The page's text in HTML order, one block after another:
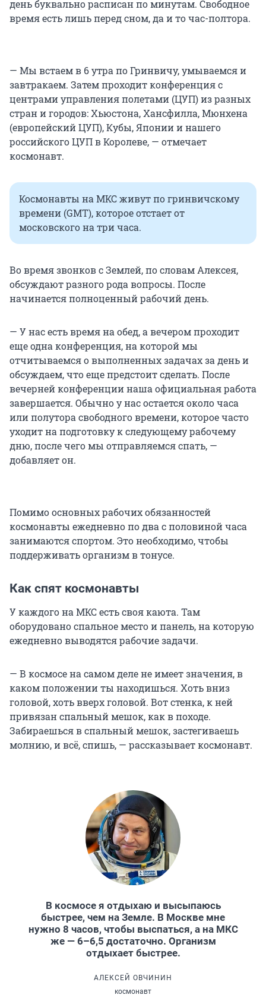
Она длилась 172 суток.
В следующий раз Алексей Овчинин полетел в
космос в марте 2019 года. И третья экспедиция
случилась в сентябре 2024 года. Вернуться
домой космонавт должен 20 апреля 2025 года.
день буквально расписан по минутам. Свободное
время есть лишь перед сном, да и то час-полтора.
— Мы встаем в 6 утра по Гринвичу, умываемся и
завтракаем. Затем проходит конференция с
центрами управления полетами (ЦУП) из разных
стран и городов: Хьюстона, Хансфилла, Мюнхена
(европейский ЦУП), Кубы, Японии и нашего
российского ЦУП в Королеве, — отмечает
космонавт.
Космонавты на МКС живут по гринвичскому
времени (GMT), которое отстает от
московского на три часа.
Во время звонков с Землей, по словам Алексея,
обсуждают разного рода вопросы. После
начинается полноценный рабочий день.
— У нас есть время на обед, а вечером проходит
еще одна конференция, на которой мы
отчитываемся о выполненных задачах за день и
обсуждаем, что еще предстоит сделать. После
вечерней конференции наша официальная работа
завершается. Обычно у нас остается около часа
или полутора свободного времени, которое часто
уходит на подготовку к следующему рабочему
дню, после чего мы отправляемся спать, —
добавляет он.
Помимо основных рабочих обязанностей
космонавты ежедневно по два с половиной часа
занимаются спортом. Это необходимо, чтобы
поддерживать организм в тонусе.
Как спят космонавты
У каждого на МКС есть своя каюта. Там
оборудовано спальное место и панель, на которую
ежедневно выводятся рабочие задачи.
— В космосе на самом деле не имеет значения, в
каком положении ты находишься. Хоть вниз
головой, хоть вверх головой. Вот стенка, к ней
привязан спальный мешок, как в походе.
Забираешься в спальный мешок, застегиваешь
молнию, и всё, спишь, — рассказывает космонавт.
В космосе я отдыхаю и высыпаюсь
быстрее, чем на Земле. В Москве мне
нужно 8 часов, чтобы выспаться, а на МКС
же — 6–6,5 достаточно. Организм
отдыхает быстрее.
АЛЕКСЕЙ ОВЧИНИН
космонавт